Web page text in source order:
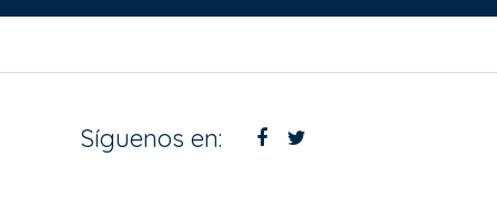
Síguenos en: